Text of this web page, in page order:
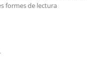
formes de lectura